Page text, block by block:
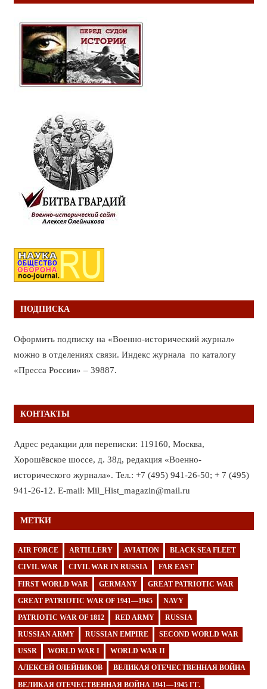
ПОДПИСКА
Оформить подписку на «Военно-исторический журнал»
можно в отделениях связи. Индекс журнала по каталогу
«Пресса России» – 39887.
КОНТАКТЫ
Адрес редакции для переписки: 119160, Москва,
Хорошёвское шоссе, д. 38д, редакция «Военно-
исторического журнала». Тел.: +7 (495) 941-26-50; + 7 (495)
941-26-12. E-mail: Mil_Hist_magazin@mail.ru
МЕТКИ
AIR FORCE ARTILLERY AVIATION BLACK SEA FLEET
CIVIL WAR CIVIL WAR IN RUSSIA FAR EAST
FIRST WORLD WAR GERMANY GREAT PATRIOTIC WAR
GREAT PATRIOTIC WAR OF 1941—1945 NAVY
PATRIOTIC WAR OF 1812 RED ARMY RUSSIA
RUSSIAN ARMY RUSSIAN EMPIRE SECOND WORLD WAR
USSR WORLD WAR I WORLD WAR II
АЛЕКСЕЙ ОЛЕЙНИКОВ ВЕЛИКАЯ ОТЕЧЕСТВЕННАЯ ВОЙНА
ВЕЛИКАЯ ОТЕЧЕСТВЕННАЯ ВОЙНА 1941—1945 ГГ.